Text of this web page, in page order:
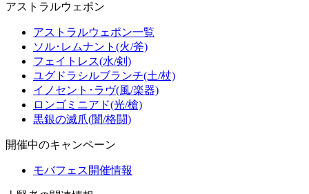
アストラルウェポン
アストラルウェポン一覧
ソル･レムナント(火/斧)
フェイトレス(水/剣)
ユグドラシルブランチ(土/杖)
イノセント･ラヴ(風/楽器)
ロンゴミニアド(光/槍)
黒銀の滅爪(闇/格闘)
開催中のキャンペーン
モバフェス開催情報